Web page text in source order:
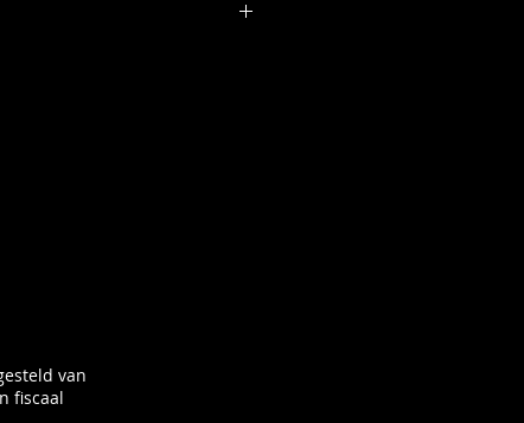
van
fiscaal